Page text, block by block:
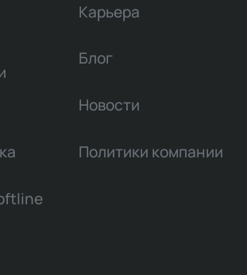
Карьера
Блог
Новости
Политики компании